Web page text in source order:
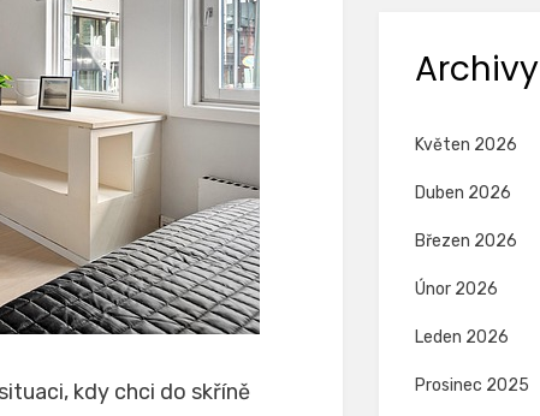
kdy chci do skříně
Archivy
Květen 2026
Duben 2026
Březen 2026
Únor 2026
Leden 2026
Prosinec 2025